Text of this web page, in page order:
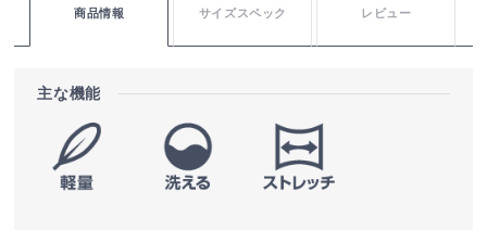
商品情報 サイズスペック レビュー
主な機能